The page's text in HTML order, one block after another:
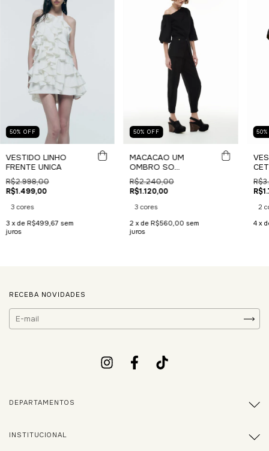
50% OFF
VESTIDO LINHO
FRENTE UNICA
R$2.998,00
R$1.499,00
3 cores
3 x de R$499,67 sem
juros
50% OFF
MACACAO UM
OMBRO SO
ALGODÃO RELEVO
R$2.240,00
R$1.120,00
3 cores
2 x de R$560,00 sem
juros
50
2
4 x
RECEBA NOVIDADES
DEPARTAMENTOS
INSTITUCIONAL